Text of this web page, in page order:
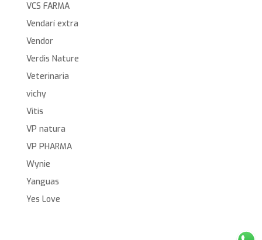
VCS FARMA
Vendarí extra
Vendor
Verdis Nature
Veterinaria
vichy
Vitis
VP natura
VP PHARMA
Wynie
Yanguas
Yes Love